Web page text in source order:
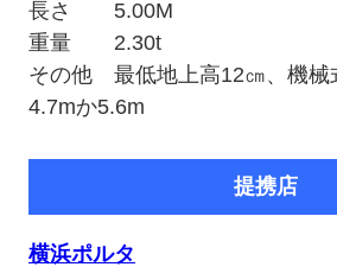
長さ 5.00M
重量 2.30t
その他 最低地上高12㎝、機械
4.7mか5.6m
提携店
横浜ポルタ